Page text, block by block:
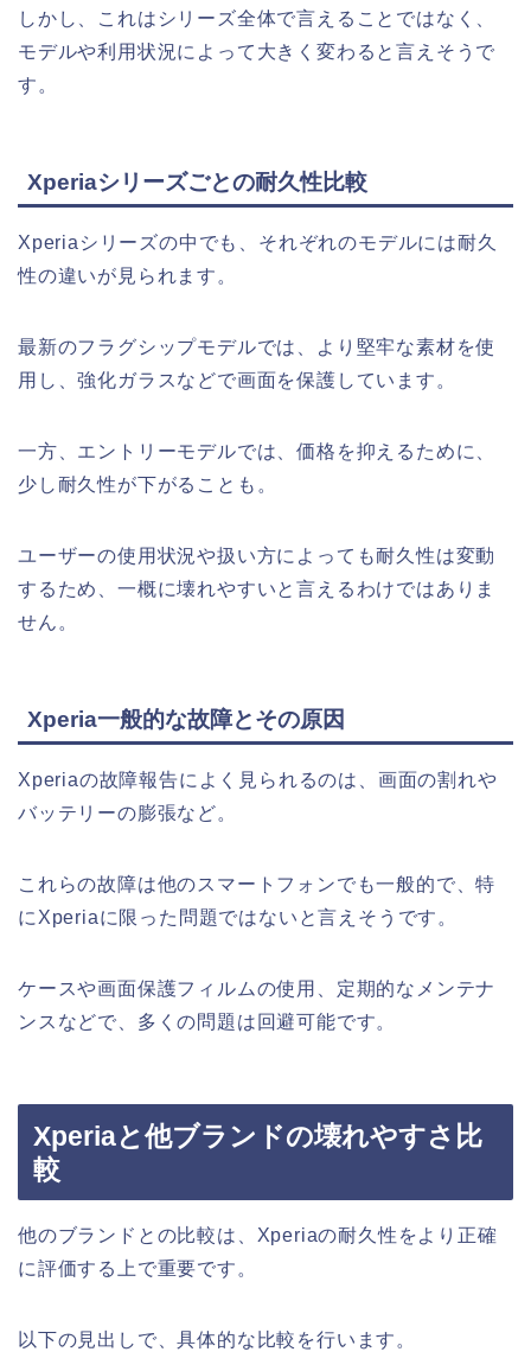
しかし、これはシリーズ全体で言えることではなく、
モデルや利用状況によって大きく変わると言えそうで
す。
Xperiaシリーズごとの耐久性比較
Xperiaシリーズの中でも、それぞれのモデルには耐久
性の違いが見られます。
最新のフラグシップモデルでは、より堅牢な素材を使
用し、強化ガラスなどで画面を保護しています。
一方、エントリーモデルでは、価格を抑えるために、
少し耐久性が下がることも。
ユーザーの使用状況や扱い方によっても耐久性は変動
するため、一概に壊れやすいと言えるわけではありま
せん。
Xperia一般的な故障とその原因
Xperiaの故障報告によく見られるのは、画面の割れや
バッテリーの膨張など。
これらの故障は他のスマートフォンでも一般的で、特
にXperiaに限った問題ではないと言えそうです。
ケースや画面保護フィルムの使用、定期的なメンテナ
ンスなどで、多くの問題は回避可能です。
Xperiaと他ブランドの壊れやすさ比
較
他のブランドとの比較は、Xperiaの耐久性をより正確
に評価する上で重要です。
以下の見出しで、具体的な比較を行います。